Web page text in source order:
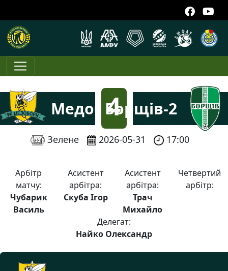
Медобори
4
:
Борщів-2
Зелене 2026-05-31 17:00
Арбітр
матчу:
Чубарик
Василь
Асистент
арбітра:
Скуба Ігор
Асистент
арбітра:
Трач
Михайло
Четвертий
арбітр:
Делегат:
Найко Олександр